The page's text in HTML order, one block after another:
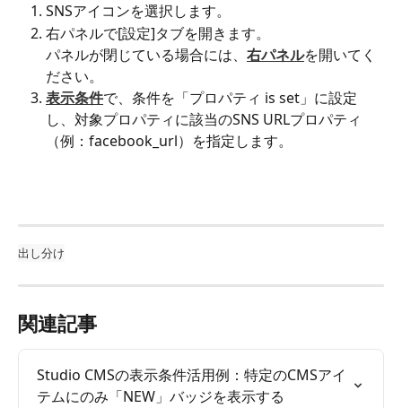
SNSアイコンを選択します。
右パネルで[設定]タブを開きます。
パネルが閉じている場合には、 右パネルを開いてく
ださい。
表示条件で、条件を「プロパティ is set」に設定
し、対象プロパティに該当のSNS URLプロパティ
（例：facebook_url）を指定します。
出し分け
関連記事
Studio CMSの表示条件活用例：特定のCMSアイ
テムにのみ「NEW」バッジを表示する